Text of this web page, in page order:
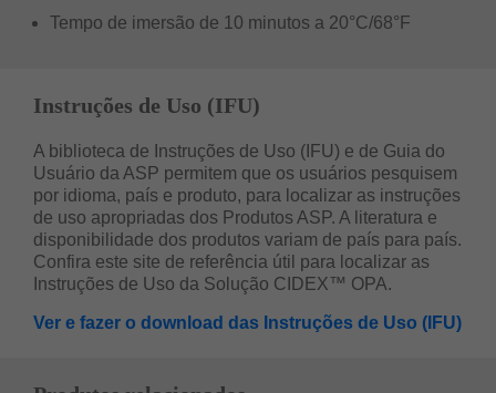
Tempo de imersão de 10 minutos a 20°C/68°F
Instruções de Uso (IFU)
A biblioteca de Instruções de Uso (IFU) e de Guia do
Usuário da ASP permitem que os usuários pesquisem
por idioma, país e produto, para localizar as instruções
de uso apropriadas dos Produtos ASP. A literatura e
disponibilidade dos produtos variam de país para país.
Confira este site de referência útil para localizar as
Instruções de Uso da Solução CIDEX™ OPA.
Ver e fazer o download das Instruções de Uso (IFU)